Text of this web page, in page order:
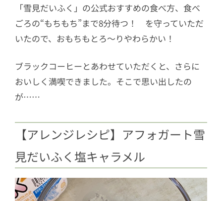
「雪見だいふく」の公式おすすめの食べ方、食べ
ごろの“もちもち”まで8分待つ！ を守っていただ
いたので、おもちもとろ〜りやわらかい！
ブラックコーヒーとあわせていただくと、さらに
おいしく満喫できました。そこで思い出したの
が……
【アレンジレシピ】アフォガート雪
見だいふく塩キャラメル